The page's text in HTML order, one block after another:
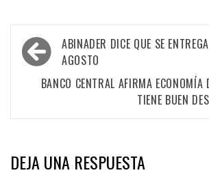
Navegación
de
entradas
ABINADER DICE QUE SE
AGOSTO
BANCO CENTRAL AFIRMA ECONOMÍA
TIENE BUEN
DEJA UNA RESPUESTA